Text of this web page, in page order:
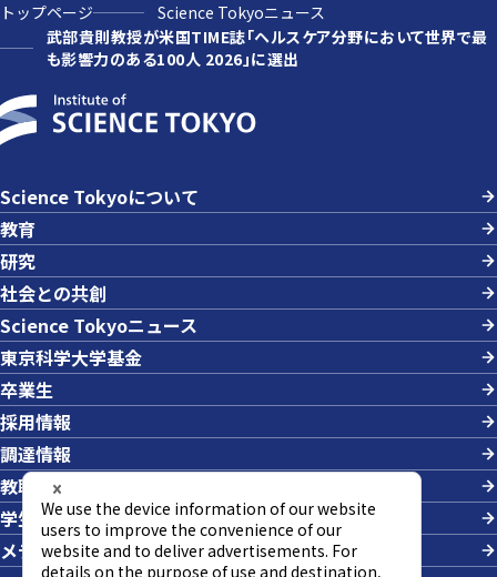
トップページ
Science Tokyoニュース
武部貴則教授が米国TIME誌「ヘルスケア分野において世界で最
も影響力のある100人 2026」に選出
Science Tokyoについて
教育
研究
社会との共創
Science Tokyoニュース
東京科学大学基金
卒業生
採用情報
調達情報
教職員への業務依頼
学生の採用
メディアの方